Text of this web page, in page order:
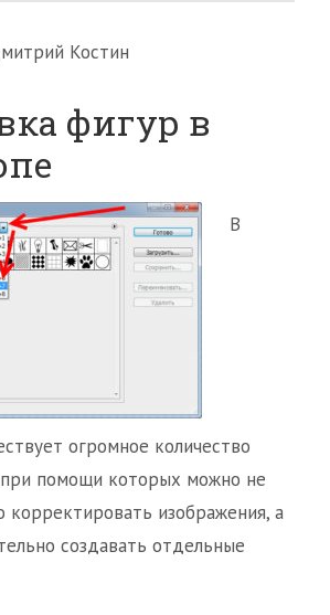
Костин
фигур в
В
огромное количество
помощи которых можно не
корректировать изображения, а
создавать отдельные